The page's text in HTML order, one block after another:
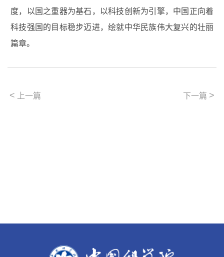
度，以国之重器为基石，以科技创新为引擎，中国正向着
科技强国的目标稳步迈进，绘就中华民族伟大复兴的壮丽
篇章。
< 上一篇 下一篇 >